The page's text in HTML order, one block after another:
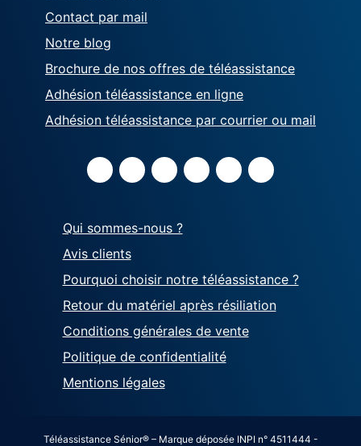
Contact par mail
Notre blog
Brochure de nos offres de téléassistance
Adhésion téléassistance en ligne
Adhésion téléassistance par courrier ou mail
Qui sommes-nous ?
Avis clients
Pourquoi choisir notre téléassistance ?
Retour du matériel après résiliation
Conditions générales de vente
Politique de confidentialité
Mentions légales
Téléassistance Sénior® – Marque déposée INPI n° 4511444 -